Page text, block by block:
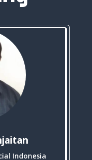
Indonesia